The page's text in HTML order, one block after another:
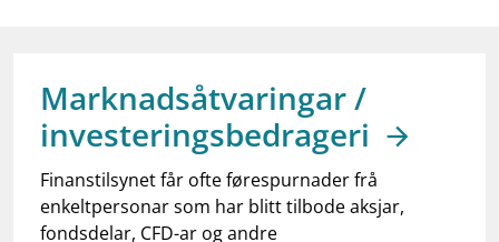
notifications_noneAbonner på nyhetsvarsel
Marknadsåtvaringar /
investeringsbedrageri
Finanstilsynet får ofte førespurnader frå
enkeltpersonar som har blitt tilbode aksjar,
fondsdelar, CFD-ar og andre